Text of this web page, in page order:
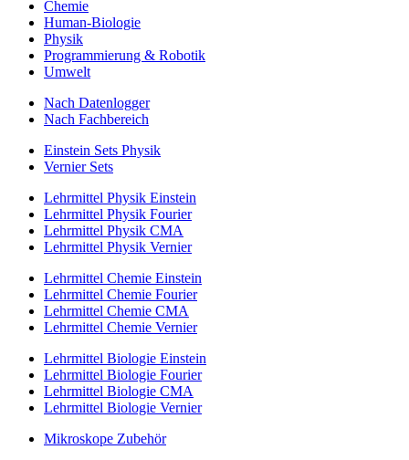
Chemie
Human-Biologie
Physik
Programmierung & Robotik
Umwelt
Nach Datenlogger
Nach Fachbereich
Einstein Sets Physik
Vernier Sets
Lehrmittel Physik Einstein
Lehrmittel Physik Fourier
Lehrmittel Physik CMA
Lehrmittel Physik Vernier
Lehrmittel Chemie Einstein
Lehrmittel Chemie Fourier
Lehrmittel Chemie CMA
Lehrmittel Chemie Vernier
Lehrmittel Biologie Einstein
Lehrmittel Biologie Fourier
Lehrmittel Biologie CMA
Lehrmittel Biologie Vernier
Mikroskope Zubehör